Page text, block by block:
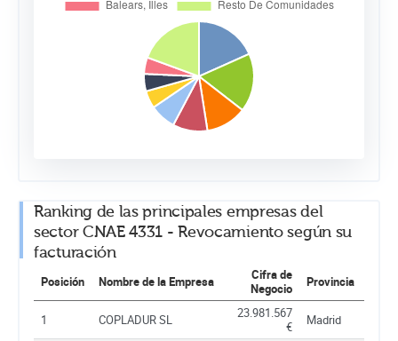
Ranking de las principales empresas del
sector CNAE 4331 - Revocamiento según su
facturación
Posición Nombre de la Empresa
Cifra de
Negocio
Provincia
1 COPLADUR SL
23.981.567
€
Madrid